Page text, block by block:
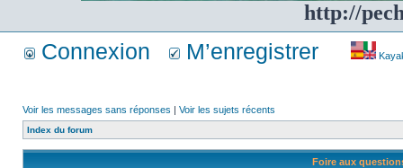
http://
Connexion M’enregistrer
Voir les messages sans réponses | Voir les sujets récents
Index du forum
Foire aux